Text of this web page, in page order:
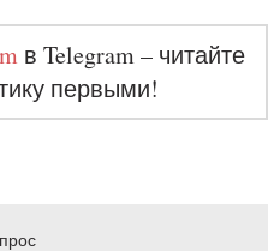
в Telegram – читайте
первыми!